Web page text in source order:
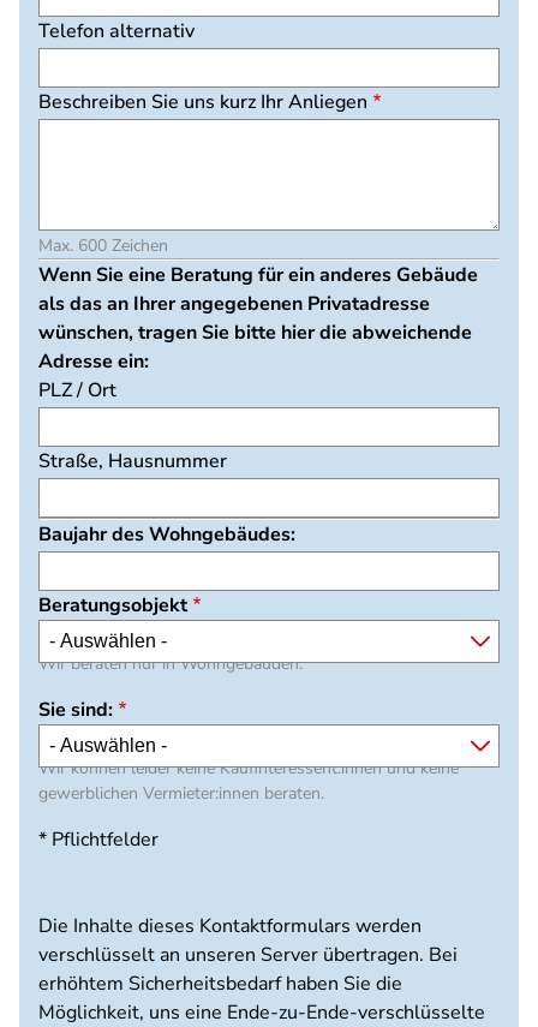
Telefon alternativ
Beschreiben Sie uns kurz Ihr Anliegen
Max. 600 Zeichen
Wenn Sie eine Beratung für ein anderes Gebäude
als das an Ihrer angegebenen Privatadresse
wünschen, tragen Sie bitte hier die abweichende
Adresse ein:
PLZ / Ort
Straße, Hausnummer
Baujahr des Wohngebäudes:
Beratungsobjekt
Beratungsobjekt
Wir beraten nur in Wohngebäuden.
Sie sind:
Sie
sind:
Wir können leider keine Kaufinteressent:innen und keine
gewerblichen Vermieter:innen beraten.
* Pflichtfelder
Die Inhalte dieses Kontaktformulars werden
verschlüsselt an unseren Server übertragen. Bei
erhöhtem Sicherheitsbedarf haben Sie die
Möglichkeit, uns eine Ende-zu-Ende-verschlüsselte